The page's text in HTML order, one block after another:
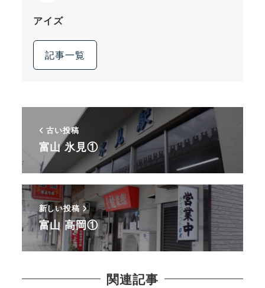
アイズ
記事一覧
古い投稿
富山 氷見①
新しい投稿
富山 高岡①
関連記事